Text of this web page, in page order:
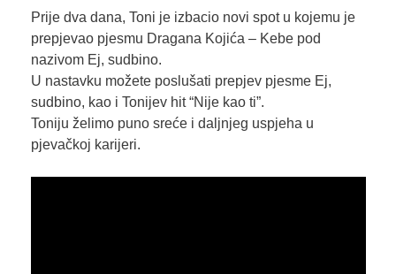
Prije dva dana, Toni je izbacio novi spot u kojemu je
prepjevao pjesmu Dragana Kojića – Kebe pod
nazivom Ej, sudbino.
U nastavku možete poslušati prepjev pjesme Ej,
sudbino, kao i Tonijev hit “Nije kao ti”.
Toniju želimo puno sreće i daljnjeg uspjeha u
pjevačkoj karijeri.